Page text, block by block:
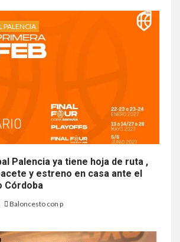
PALENCIA
Palencia ya tiene hoja de ruta ,
y estreno en casa ante el
Córdoba
Baloncesto con p